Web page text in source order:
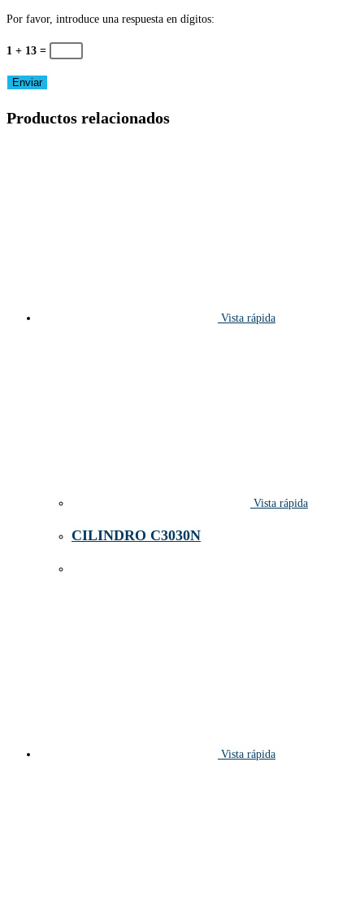
Por favor, introduce una respuesta en dígitos:
1 + 13 =
Productos relacionados
Vista rápida
Vista rápida
CILINDRO C3030N
Vista rápida